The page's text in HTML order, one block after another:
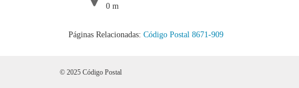
0 m
Páginas Relacionadas: Código Postal 8671-909
© 2025 Código Postal